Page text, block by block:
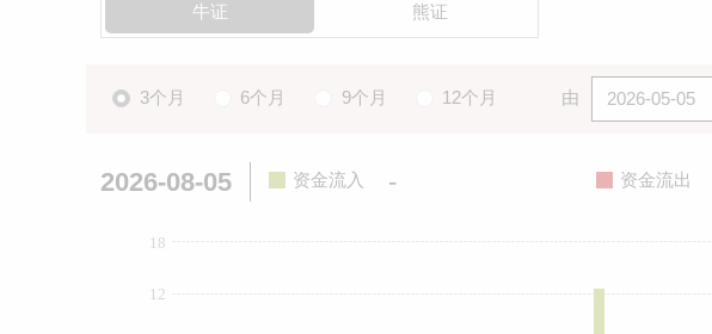
牛证 熊证
3个月 6个月 9个月 12个月 由
2026-08-05 资金流入 - 资金流出
12
18